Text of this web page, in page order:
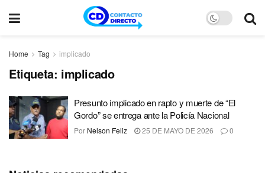
Home Tag implicado
Etiqueta: implicado
Presunto implicado en rapto y muerte de “El
Gordo” se entrega ante la Policía Nacional
Por Nelson Feliz 25 DE MAYO DE 2026 0